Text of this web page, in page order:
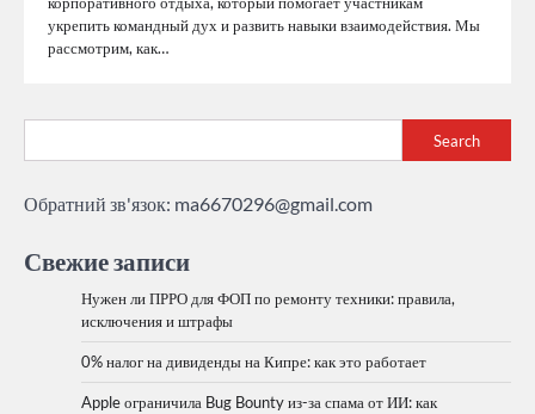
укрепить командный дух и развить навыки взаимодействия. Мы
рассмотрим, как…
Search
Обратний зв'язок: ma6670296@gmail.com
Свежие записи
Нужен ли ПРРО для ФОП по ремонту техники: правила,
исключения и штрафы
0% налог на дивиденды на Кипре: как это работает
Apple ограничила Bug Bounty из-за спама от ИИ: как